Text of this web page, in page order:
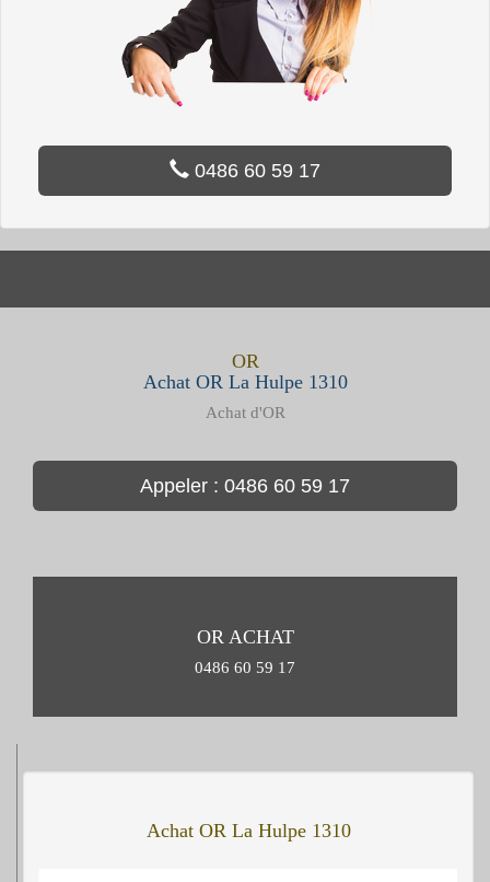
0486 60 59 17
OR
Achat OR La Hulpe 1310
Achat d'OR
Appeler : 0486 60 59 17
OR ACHAT
0486 60 59 17
Achat OR La Hulpe 1310